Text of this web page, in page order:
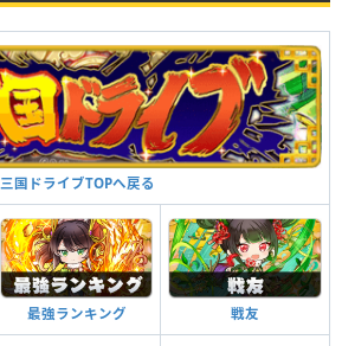
三国ドライブTOPへ戻る
最強ランキング 戦友